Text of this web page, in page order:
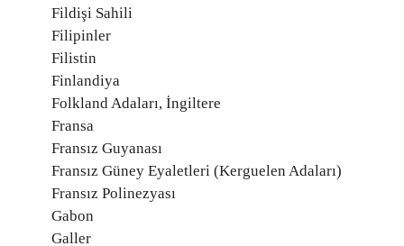
Fildişi Sahili
Filipinler
Filistin
Finlandiya
Folkland Adaları, İngiltere
Fransa
Fransız Guyanası
Fransız Güney Eyaletleri (Kerguelen Adaları)
Fransız Polinezyası
Gabon
Galler